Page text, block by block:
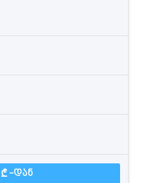
-ᲓᲐᲜ